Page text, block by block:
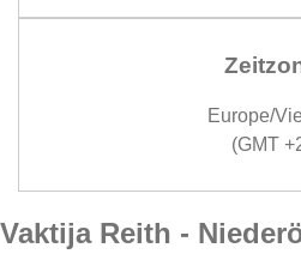
Europe/
(GMT
Vaktija Reith -